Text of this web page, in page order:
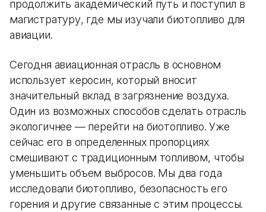
продолжить академический путь и поступил в
магистратуру, где мы изучали биотопливо для
авиации.
Сегодня авиационная отрасль в основном
использует керосин, который вносит
значительный вклад в загрязнение воздуха.
Один из возможных способов сделать отрасль
экологичнее — перейти на биотопливо. Уже
сейчас его в определенных пропорциях
смешивают с традиционным топливом, чтобы
уменьшить объем выбросов. Мы два года
исследовали биотопливо, безопасность его
горения и другие связанные с этим процессы.